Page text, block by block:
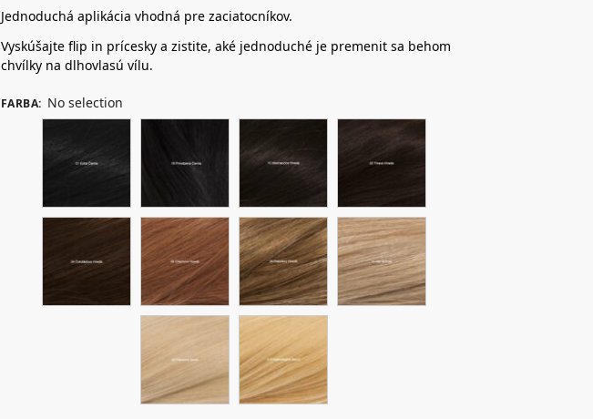
Jednoduchá aplikácia vhodná pre zaciatocníkov.
Vyskúšajte flip in prícesky a zistite, aké jednoduché je premenit sa behom
chvílky na dlhovlasú vílu.
FARBA: No selection